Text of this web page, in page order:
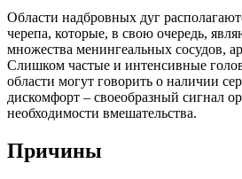
Области надбровных дуг
черепа, которые, в свою очередь,
множества менингеальных сосудов,
Слишком частые и интенсивные
области могут говорить о наличии
дискомфорт – своеобразный сигнал
необходимости вмешательства.
Причины